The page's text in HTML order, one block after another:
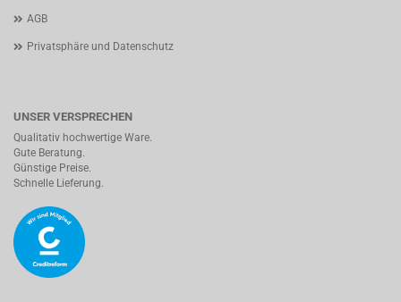
AGB
Privatsphäre und Datenschutz
UNSER VERSPRECHEN
Qualitativ hochwertige Ware.
Gute Beratung.
Günstige Preise.
Schnelle Lieferung.